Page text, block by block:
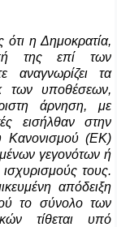
ότι η Δημοκρατία,
της επί των
αναγνωρίζει τα
των υποθέσεων,
άρνηση, με
εισήλθαν στην
Κανονισμού (ΕΚ)
γεγονότων ή
τους.
απόδειξη
το σύνολο των
τίθεται υπό